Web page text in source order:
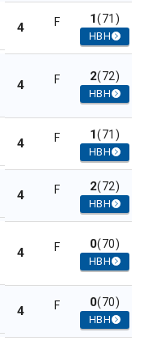
4 F 1(71)
HBH
4 F 2(72)
HBH
4 F 1(71)
HBH
4 F 2(72)
HBH
4 F 0(70)
HBH
4 F 0(70)
HBH